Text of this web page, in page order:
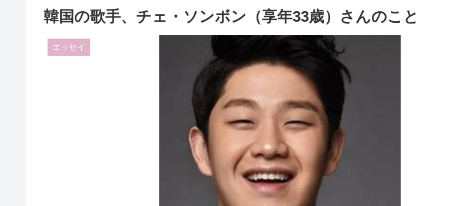
韓国の歌手、チェ・ソンボン（享年33歳）さんのこと
エッセイ